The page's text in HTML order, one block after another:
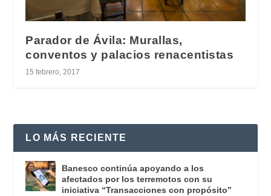
Parador de Ávila: Murallas,
conventos y palacios renacentistas
15 febrero, 2017
LO MÁS RECIENTE
Banesco continúa apoyando a los
afectados por los terremotos con su
iniciativa “Transacciones con propósito”